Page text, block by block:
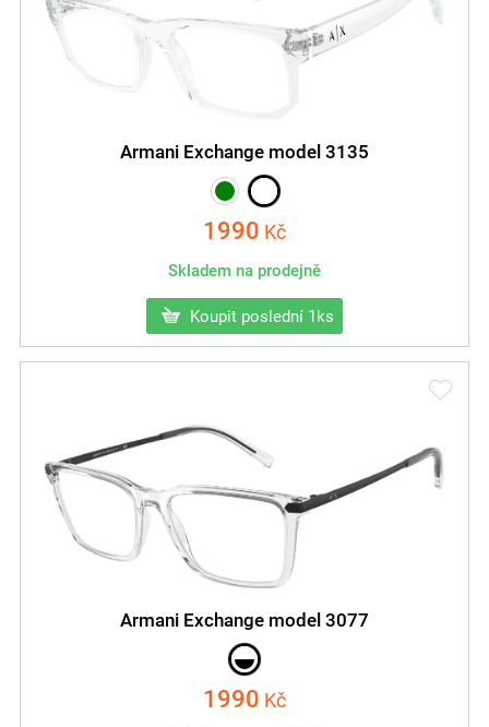
Armani Exchange model 3135
1990 Kč
Skladem na prodejně
Koupit poslední 1ks
Armani Exchange model 3077
1990 Kč